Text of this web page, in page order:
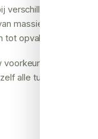
verschillende
massieve
opvallende
is.
alle tuinwinkels